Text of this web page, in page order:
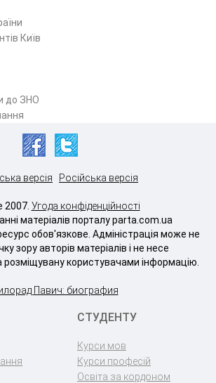
Київ
до ЗНО
версія Російська версія
2007. Угода конфіденційності
матеріалів порталу parta.com.ua
обов'язкове. Адміністрація може не
зору авторів матеріалів і не несе
розміщувану користувачами інформацію.
Павич: биография
СТУДЕНТУ
Курси мов
Курси професій
Освіта за кордоном